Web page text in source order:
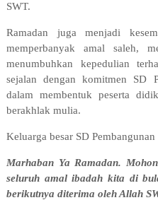
SWT.
Ramadan juga menjadi
memperbanyak amal saleh,
menumbuhkan kepedulian
sejalan dengan komitmen SD
dalam membentuk peserta
berakhlak mulia.
Keluarga besar SD
Marhaban Ya Ramadan.
seluruh amal ibadah kita di
berikutnya diterima oleh Allah